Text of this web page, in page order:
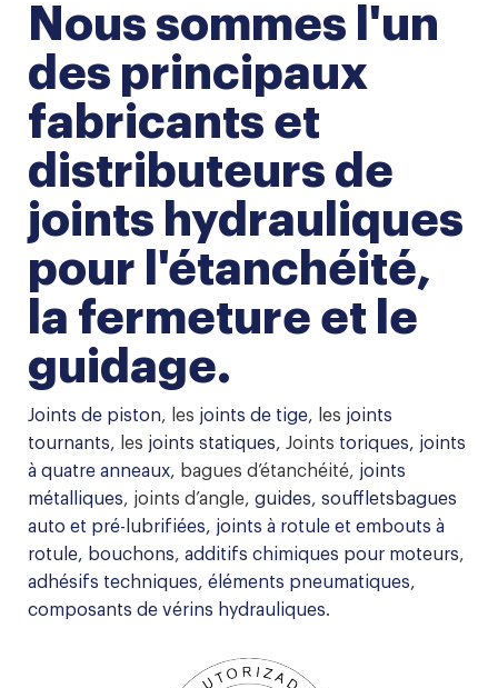
d'étanchéité au
service de
l'industrie
Principal fabricant et distributeur de
joints hydrauliques
pour l'étanchéité, le scellement et le
guidage.
Nous sommes l'un
des principaux
fabricants et
distributeurs de
joints hydrauliques
pour l'étanchéité,
la fermeture et le
guidage.
Joints de piston, les joints de tige, les joints
tournants, les joints statiques, Joints toriques, joints
à quatre anneaux, bagues d’étanchéité, joints
métalliques, joints d’angle, guides, soufflets bagues
auto et pré-lubrifiées, joints à rotule et embouts à
rotule, bouchons, additifs chimiques pour moteurs,
adhésifs techniques, éléments pneumatiques,
composants de vérins hydrauliques.